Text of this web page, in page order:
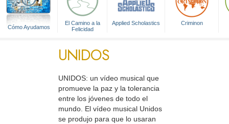
Cómo Ayudamos
El Camino a la
Felicidad
Applied Scholastics Criminon
UNIDOS
UNIDOS: un vídeo musical que
promueve la paz y la tolerancia
entre los jóvenes de todo el
mundo. El vídeo musical Unidos
se produjo para que lo usaran